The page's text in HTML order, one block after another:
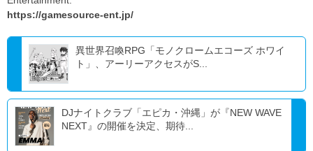
https://gamesource-ent.jp/
異世界召喚RPG「モノクロームエコーズ ホワイ
ト」、アーリーアクセスがS...
DJナイトクラブ「エピカ・沖縄」が『NEW WAVE
NEXT』の開催を決定、期待...